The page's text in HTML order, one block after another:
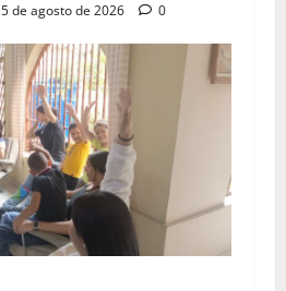
5 de agosto de 2026 0